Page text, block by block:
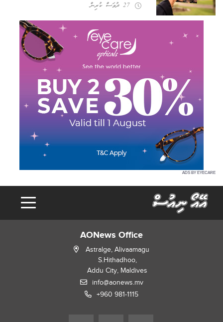
27 ދުވަސް ކުރިން
ADS BY EYECARE
AONews Office
Astralge, Alivaamagu
S.Hithadhoo,
Addu City, Maldives
info@aonews.mv
+960 981-1115